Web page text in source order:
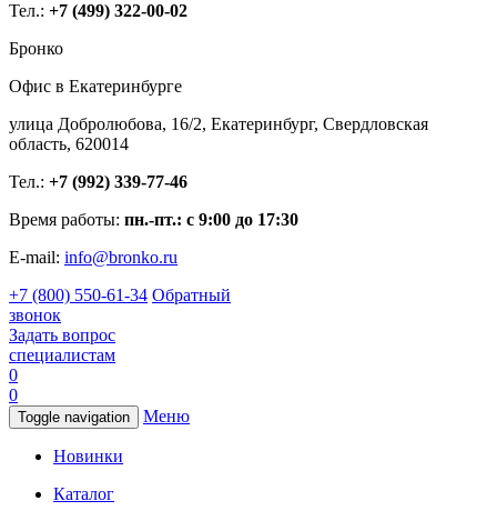
Тел.: +7 (499) 322-00-02
Бронко
Офис в Екатеринбурге
улица Добролюбова, 16/2, Екатеринбург, Свердловская
область, 620014
Тел.: +7 (992) 339-77-46
Время работы: пн.-пт.: с 9:00 до 17:30
E-mail: info@bronko.ru
+7 (800) 550-61-34 Обратный
звонок
Задать вопрос
специалистам
0
0
Toggle navigation Меню
Новинки
Каталог